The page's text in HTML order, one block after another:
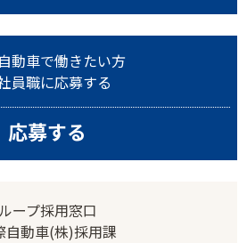
動車で働きたい方
員職に応募する
応募する
ープ採用窓口
自動車(株)採用課